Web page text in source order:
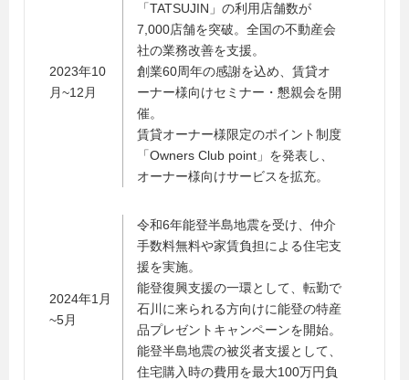
2023年10
月~12月
「TATSUJIN」の利用店舗数が
7,000店舗を突破。全国の不動産会
社の業務改善を支援。
創業60周年の感謝を込め、賃貸オ
ーナー様向けセミナー・懇親会を開
催。
賃貸オーナー様限定のポイント制度
「Owners Club point」を発表し、
オーナー様向けサービスを拡充。
2024年1月
~5月
令和6年能登半島地震を受け、仲介
手数料無料や家賃負担による住宅支
援を実施。
能登復興支援の一環として、転勤で
石川に来られる方向けに能登の特産
品プレゼントキャンペーンを開始。
能登半島地震の被災者支援として、
住宅購入時の費用を最大100万円負